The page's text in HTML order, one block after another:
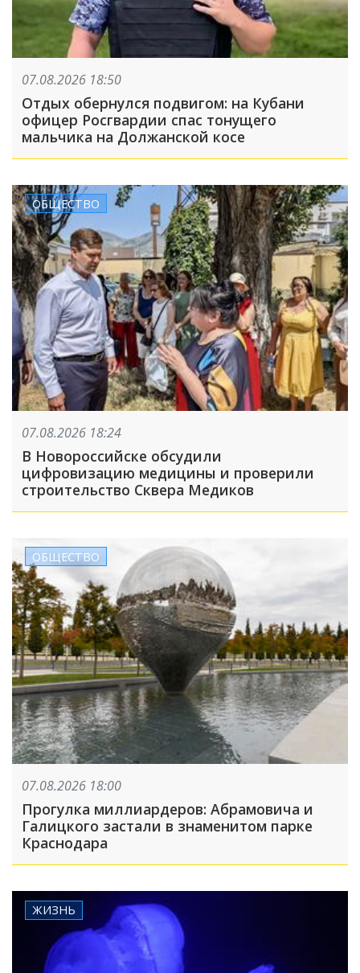
07.08.2026 18:50
Отдых обернулся подвигом: на Кубани
офицер Росгвардии спас тонущего
мальчика на Должанской косе
ОБЩЕСТВО
07.08.2026 18:24
В Новороссийске обсудили
цифровизацию медицины и проверили
строительство Сквера Медиков
ОБЩЕСТВО
07.08.2026 18:00
Прогулка миллиардеров: Абрамовича и
Галицкого застали в знаменитом парке
Краснодара
ЖИЗНЬ